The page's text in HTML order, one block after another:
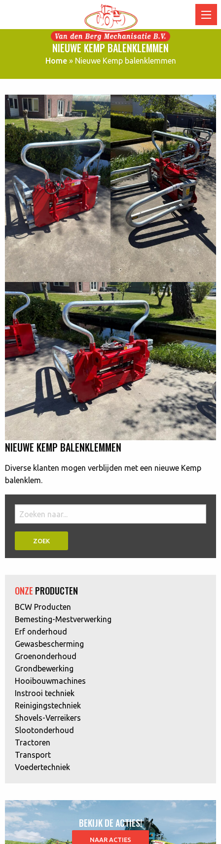
NIEUWE KEMP BALENKLEMMEN
Home» Nieuwe Kemp balenklemmen
NIEUWE KEMP BALENKLEMMEN
Diverse klanten mogen verblijden met een nieuwe Kemp
balenklem.
Doorzoek
de
website:
ONZE PRODUCTEN
BCW Producten
Bemesting-Mestverwerking
Erf onderhoud
Gewasbescherming
Groenonderhoud
Grondbewerking
Hooibouwmachines
Instrooi techniek
Reinigingstechniek
Shovels-Verreikers
Slootonderhoud
Tractoren
Transport
Voedertechniek
BEKIJK DE ACTIES!
NAAR ACTIES